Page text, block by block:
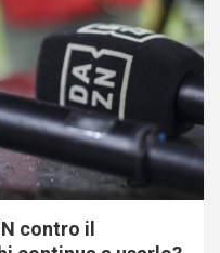
contro il